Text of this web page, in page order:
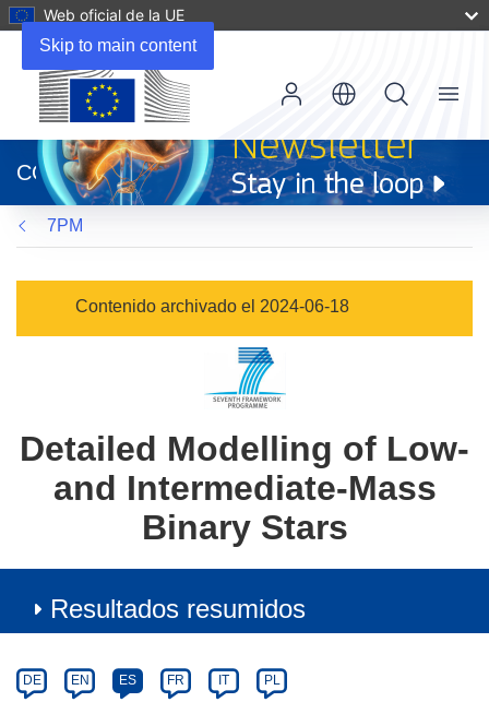
Skip to main content
Web oficial de la UE
abrirá
en
una
nueva
ventana)
CORDIS
Menu
7PM
Contenido archivado el 2024-06-18
Detailed Modelling of Low-
and Intermediate-Mass
Binary Stars
Resultados resumidos
Category
Article
available
DE EN ES FR IT PL